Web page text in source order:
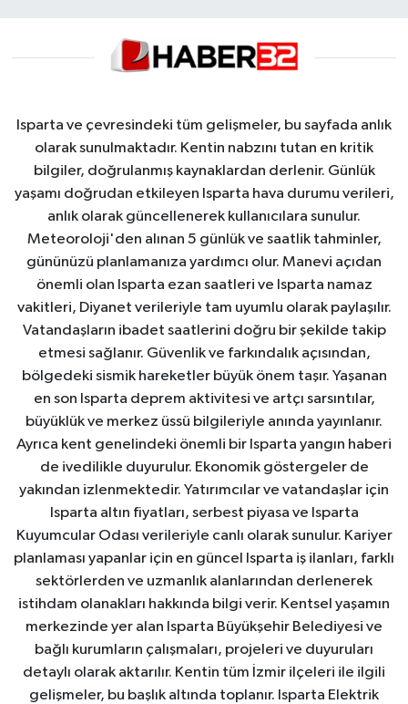
Isparta ve çevresindeki tüm gelişmeler, bu sayfada anlık
olarak sunulmaktadır. Kentin nabzını tutan en kritik
bilgiler, doğrulanmış kaynaklardan derlenir. Günlük
yaşamı doğrudan etkileyen Isparta hava durumu verileri,
anlık olarak güncellenerek kullanıcılara sunulur.
Meteoroloji'den alınan 5 günlük ve saatlik tahminler,
gününüzü planlamanıza yardımcı olur. Manevi açıdan
önemli olan Isparta ezan saatleri ve Isparta namaz
vakitleri, Diyanet verileriyle tam uyumlu olarak paylaşılır.
Vatandaşların ibadet saatlerini doğru bir şekilde takip
etmesi sağlanır. Güvenlik ve farkındalık açısından,
bölgedeki sismik hareketler büyük önem taşır. Yaşanan
en son Isparta deprem aktivitesi ve artçı sarsıntılar,
büyüklük ve merkez üssü bilgileriyle anında yayınlanır.
Ayrıca kent genelindeki önemli bir Isparta yangın haberi
de ivedilikle duyurulur. Ekonomik göstergeler de
yakından izlenmektedir. Yatırımcılar ve vatandaşlar için
Isparta altın fiyatları, serbest piyasa ve Isparta
Kuyumcular Odası verileriyle canlı olarak sunulur. Kariyer
planlaması yapanlar için en güncel Isparta iş ilanları, farklı
sektörlerden ve uzmanlık alanlarından derlenerek
istihdam olanakları hakkında bilgi verir. Kentsel yaşamın
merkezinde yer alan Isparta Büyükşehir Belediyesi ve
bağlı kurumların çalışmaları, projeleri ve duyuruları
detaylı olarak aktarılır. Kentin tüm İzmir ilçeleri ile ilgili
gelişmeler, bu başlık altında toplanır. Isparta Elektrik